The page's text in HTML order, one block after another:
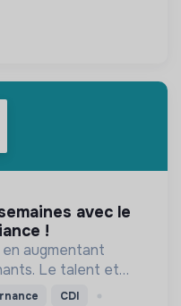
!
augmentant
Le talent et
CDI